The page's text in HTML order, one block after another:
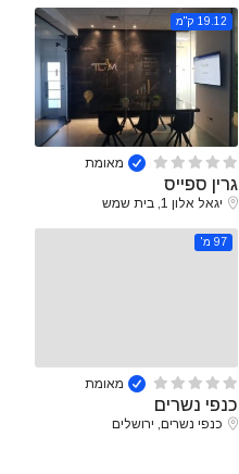
מאומת
19.12 ק"מ
גרין ספייס
יגאל אלון 1, בית שמש
מאומת
97 מ'
כנפי נשרים
כנפי נשרים, ירושלים